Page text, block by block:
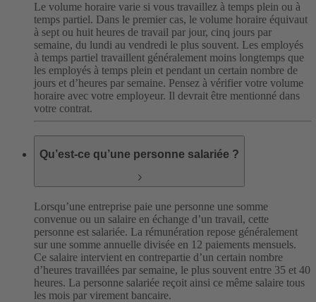
Le volume horaire varie si vous travaillez à temps plein ou à
temps partiel. Dans le premier cas, le volume horaire équivaut
à sept ou huit heures de travail par jour, cinq jours par
semaine, du lundi au vendredi le plus souvent. Les employés
à temps partiel travaillent généralement moins longtemps que
les employés à temps plein et pendant un certain nombre de
jours et d’heures par semaine. Pensez à vérifier votre volume
horaire avec votre employeur. Il devrait être mentionné dans
votre contrat.
Qu’est-ce qu’une personne salariée ?
Lorsqu’une entreprise paie une personne une somme
convenue ou un salaire en échange d’un travail, cette
personne est salariée. La rémunération repose généralement
sur une somme annuelle divisée en 12 paiements mensuels.
Ce salaire intervient en contrepartie d’un certain nombre
d’heures travaillées par semaine, le plus souvent entre 35 et 40
heures. La personne salariée reçoit ainsi ce même salaire tous
les mois par virement bancaire.